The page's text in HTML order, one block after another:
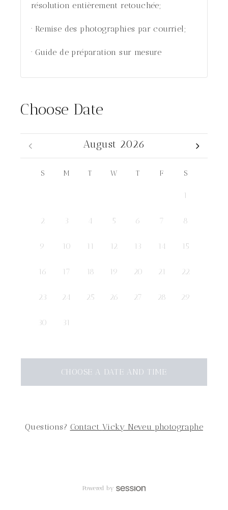
résolution entièrement retouchée;
· Remise des photographies par courriel;
· Guide de préparation sur mesure
Choose Date
August 2026
S M T W T F S
1
2 3 4 5 6 7 8
9 10 11 12 13 14 15
16 17 18 19 20 21 22
23 24 25 26 27 28 29
30 31
CHOOSE A DATE AND TIME
Questions? Contact Vicky Neveu photographe
Powered by